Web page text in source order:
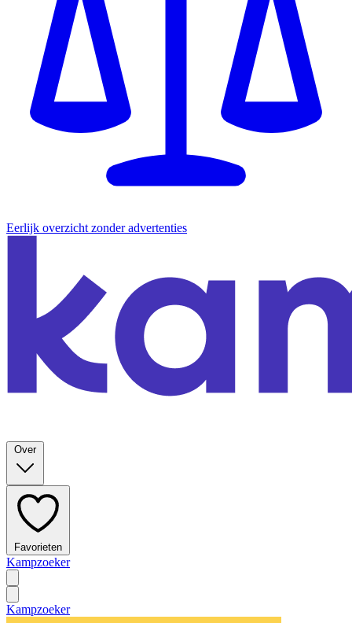
Eerlijk overzicht zonder advertenties
Over
Favorieten
Kampzoeker
Kampzoeker